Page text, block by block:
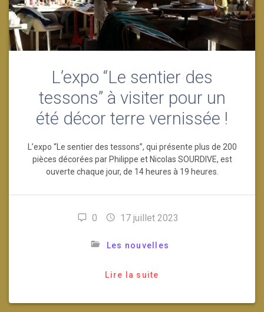
L’expo “Le sentier des
tessons” à visiter pour un
été décor terre vernissée !
L’expo “Le sentier des tessons”, qui présente plus de 200
pièces décorées par Philippe et Nicolas SOURDIVE, est
ouverte chaque jour, de 14 heures à 19 heures.
0 17 juillet 2023
Les nouvelles
Lire la suite